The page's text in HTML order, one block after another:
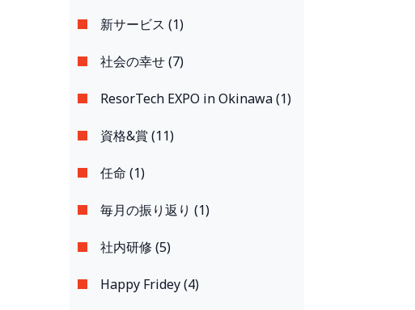
新サービス (1)
社会の幸せ (7)
ResorTech EXPO in Okinawa (1)
資格&賞 (11)
任命 (1)
毎月の振り返り (1)
社内研修 (5)
Happy Fridey (4)